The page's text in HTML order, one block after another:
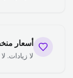
أسعار
لا زيادات.